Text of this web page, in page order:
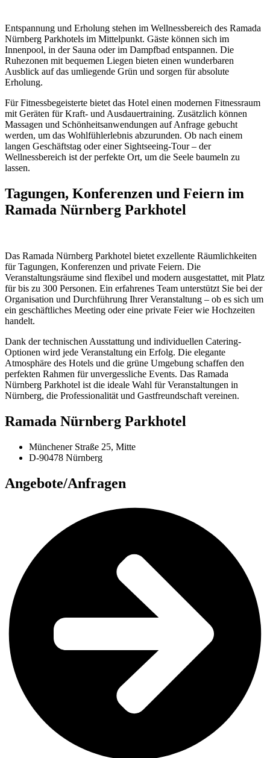
Entspannung und Erholung stehen im Wellnessbereich des Ramada
Nürnberg Parkhotels im Mittelpunkt. Gäste können sich im
Innenpool, in der Sauna oder im Dampfbad entspannen. Die
Ruhezonen mit bequemen Liegen bieten einen wunderbaren
Ausblick auf das umliegende Grün und sorgen für absolute
Erholung.
Für Fitnessbegeisterte bietet das Hotel einen modernen Fitnessraum
mit Geräten für Kraft- und Ausdauertraining. Zusätzlich können
Massagen und Schönheitsanwendungen auf Anfrage gebucht
werden, um das Wohlfühlerlebnis abzurunden. Ob nach einem
langen Geschäftstag oder einer Sightseeing-Tour – der
Wellnessbereich ist der perfekte Ort, um die Seele baumeln zu
lassen.
Tagungen, Konferenzen und Feiern im
Ramada Nürnberg Parkhotel
Das Ramada Nürnberg Parkhotel bietet exzellente Räumlichkeiten
für Tagungen, Konferenzen und private Feiern. Die
Veranstaltungsräume sind flexibel und modern ausgestattet, mit Platz
für bis zu 300 Personen. Ein erfahrenes Team unterstützt Sie bei der
Organisation und Durchführung Ihrer Veranstaltung – ob es sich um
ein geschäftliches Meeting oder eine private Feier wie Hochzeiten
handelt.
Dank der technischen Ausstattung und individuellen Catering-
Optionen wird jede Veranstaltung ein Erfolg. Die elegante
Atmosphäre des Hotels und die grüne Umgebung schaffen den
perfekten Rahmen für unvergessliche Events. Das Ramada
Nürnberg Parkhotel ist die ideale Wahl für Veranstaltungen in
Nürnberg, die Professionalität und Gastfreundschaft vereinen.
Ramada Nürnberg Parkhotel
Münchener Straße 25, Mitte
D-90478 Nürnberg
Angebote/Anfragen